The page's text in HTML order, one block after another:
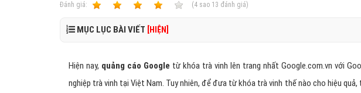
Ðánh giá:
(4 sao 13 đánh giá)
MỤC LỤC BÀI VIẾT [HIỆN]
Hiện nay, quảng cáo Google từ khóa trà vinh lên trang nhất Google.com.vn với
nghiệp trà vinh tại Việt Nam. Tuy nhiên, để đưa từ khóa trà vinh thế nào cho hiệu quả,